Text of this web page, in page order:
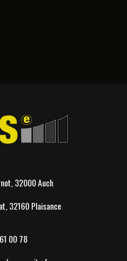
00 78
32000 Auch
32160 Plaisance